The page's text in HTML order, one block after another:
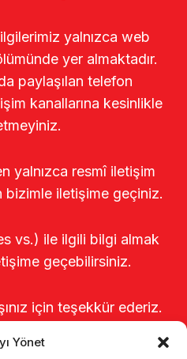
Yönet
yalnızca web
yer almaktadır.
paylaşılan telefon
kanallarına kesinlikle
yalnızca resmî iletişim
bizimle iletişime geçiniz.
vs.) ile ilgili bilgi almak
geçebilirsiniz.
için teşekkür ederiz.